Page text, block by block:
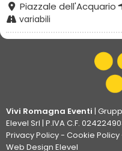
Piazzale dell'Acquario
variabili
Vivi Romagna Eventi |
Elevel Srl | P.IVA C.F.
Privacy Policy- Cookie Policy
Web Design Elevel